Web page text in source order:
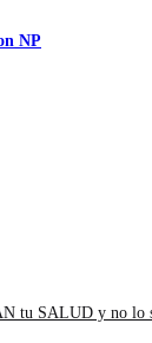
NP
tu SALUD y no lo